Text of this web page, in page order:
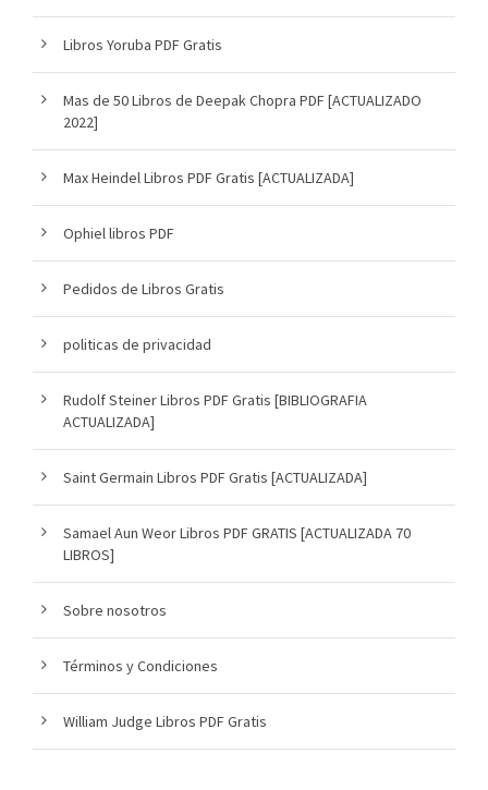
Libros Yoruba PDF Gratis
Mas de 50 Libros de Deepak Chopra PDF [ACTUALIZADO
2022]
Max Heindel Libros PDF Gratis [ACTUALIZADA]
Ophiel libros PDF
Pedidos de Libros Gratis
politicas de privacidad
Rudolf Steiner Libros PDF Gratis [BIBLIOGRAFIA
ACTUALIZADA]
Saint Germain Libros PDF Gratis [ACTUALIZADA]
Samael Aun Weor Libros PDF GRATIS [ACTUALIZADA 70
LIBROS]
Sobre nosotros
Términos y Condiciones
William Judge Libros PDF Gratis